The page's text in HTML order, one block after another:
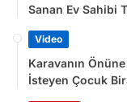
Sanan Ev Sahibi
Video
Karavanın
İsteyen Çocuk